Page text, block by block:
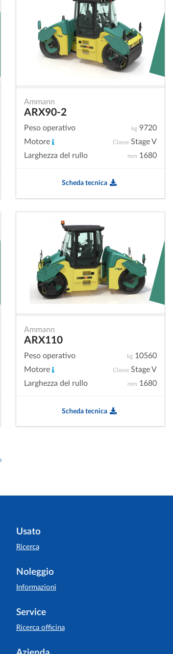
Ammann
ARX90-2
kg 9720
Peso operativo
Classe Stage V
Motore
mm 1680
Larghezza del rullo
Scheda tecnica
Ammann
ARX110
kg 10560
Peso operativo
Classe Stage V
Motore
mm 1680
Larghezza del rullo
Scheda tecnica
Usato
Ricerca
Noleggio
Informazioni
Service
Ricerca officina